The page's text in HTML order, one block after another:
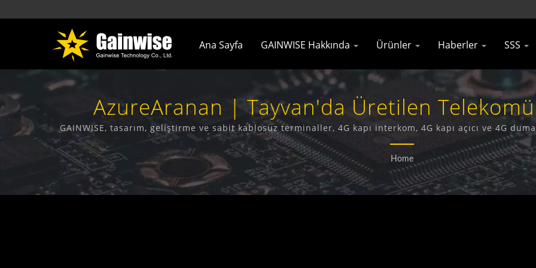
Ana Sayfa GAINWISE Hakkında Ürünler Haberler SSS
AzureAranan | Tayvan'da Üretilen
Üreticisi | Gainwise Technology
GAINWISE, tasarım, geliştirme ve sabit kablosuz terminaller, 4G kapı interkom, 4G kapı açıcı ve 4G
bir üretici ve ihracatçıdır.
Home